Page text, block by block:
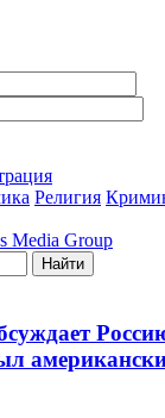
Религия
Media Group
Найти